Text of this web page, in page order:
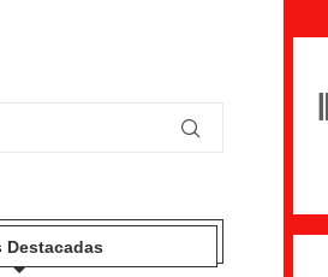
Destacadas